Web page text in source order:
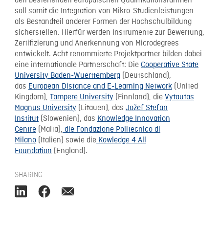
soll somit die Integration von Mikro-Studienleistungen
als Bestandteil anderer Formen der Hochschulbildung
sicherstellen. Hierfür werden Instrumente zur Bewertung,
Zertifizierung und Anerkennung von Microdegrees
entwickelt. Acht renommierte Projektpartner bilden dabei
eine internationale Partnerschaft: Die Cooperative State
University Baden-Wuerttemberg (Deutschland),
das European Distance and E-Learning Network (United
Kingdom), Tampere University (Finnland), die Vytautas
Magnus University (Litauen), das Jožef Stefan
Institut (Slowenien), das Knowledge Innovation
Centre (Malta),die Fondazione Politecnico di
Milano (Italien) sowie dieKowledge 4 All
Foundation (England).
SHARING